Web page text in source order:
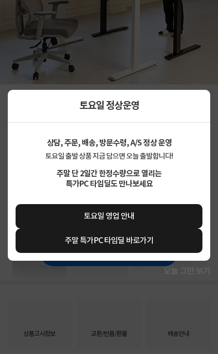
토요일 정상운영
상담, 주문, 배송, 방문수령, A/S 정상 운영
토요일 출발 상품 지금 담으면 오늘 출발합니다!
주말 단 2일간 한정수량으로 열리는
특가PC 타임딜도 만나보세요
토요일 영업 안내
주말 특가PC 타임딜 바로가기
오늘 그만 보기
상세정보 펼쳐보기
상품고시정보 교환/반품/환불 배송안내